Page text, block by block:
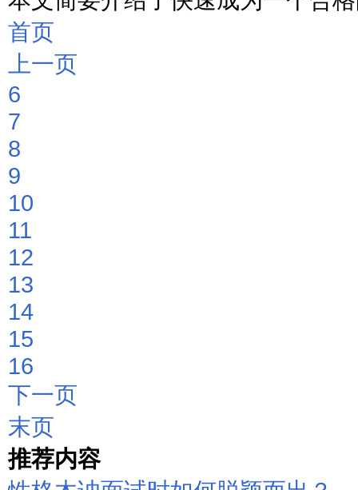
首页
上一页
6
7
8
9
10
11
12
13
14
15
16
下一页
末页
推荐内容